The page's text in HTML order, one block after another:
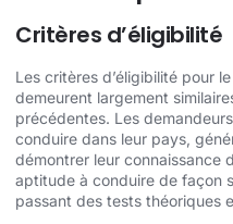
Critères d’éligibilité
Les critères d’éligibilité pour
demeurent largement
précédentes. Les
conduire dans leur pays,
démontrer leur connaissance
aptitude à conduire de façon
passant des tests théoriques